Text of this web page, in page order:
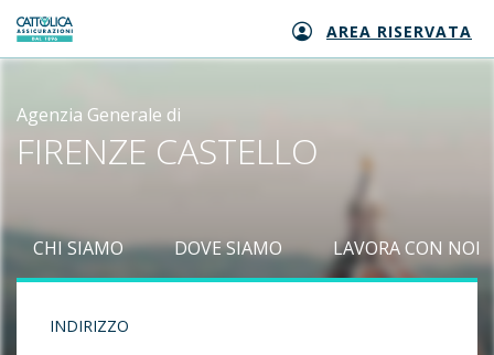
Generali logo AREA RISERVATA
Agenzia Generale di
FIRENZE CASTELLO
CHI SIAMO DOVE SIAMO LAVORA CON NOI
INDIRIZZO